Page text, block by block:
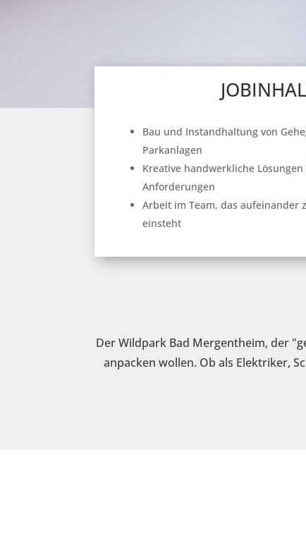
Bau und Instandhaltung von
Parkanlagen
Kreative handwerkliche
Anforderungen
Arbeit im Team, das aufeinander
einsteht
Der Wildpark Bad Mergentheim, der
anpacken wollen. Ob als Elektriker,